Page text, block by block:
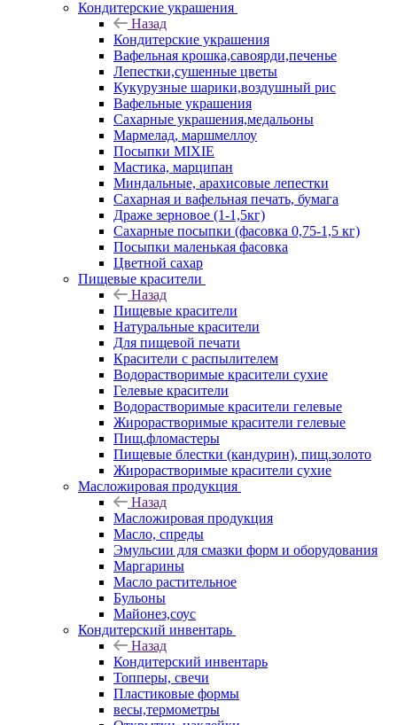
Кондитерские украшения
Назад
Кондитерские украшения
Вафельная крошка,савоярди,печенье
Лепестки,сушенные цветы
Кукурузные шарики,воздушный рис
Вафельные украшения
Сахарные украшения,медальоны
Мармелад, маршмеллоу
Посыпки MIXIE
Мастика, марципан
Миндальные, арахисовые лепестки
Сахарная и вафельная печать, бумага
Драже зерновое (1-1,5кг)
Сахарные посыпки (фасовка 0,75-1,5 кг)
Посыпки маленькая фасовка
Цветной сахар
Пищевые красители
Назад
Пищевые красители
Натуральные красители
Для пищевой печати
Красители с распылителем
Водорастворимые красители сухие
Гелевые красители
Водорастворимые красители гелевые
Жирорастворимые красители гелевые
Пищ.фломастеры
Пищевые блестки (кандурин), пищ.золото
Жирорастворимые красители сухие
Масложировая продукция
Назад
Масложировая продукция
Масло, спреды
Эмульсии для смазки форм и оборудования
Маргарины
Масло растительное
Бульоны
Майонез,соус
Кондитерский инвентарь
Назад
Кондитерский инвентарь
Топперы, свечи
Пластиковые формы
весы,термометры